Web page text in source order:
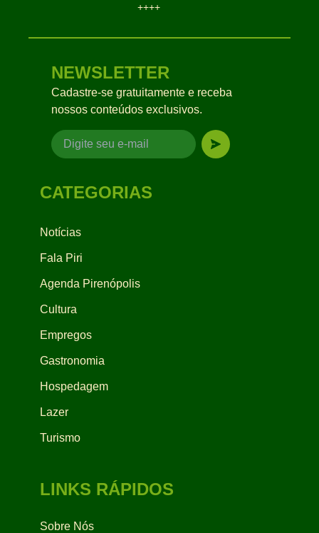
++++
NEWSLETTER
Cadastre-se gratuitamente e receba
nossos conteúdos exclusivos.
CATEGORIAS
Notícias
Fala Piri
Agenda Pirenópolis
Cultura
Empregos
Gastronomia
Hospedagem
Lazer
Turismo
LINKS RÁPIDOS
Sobre Nós